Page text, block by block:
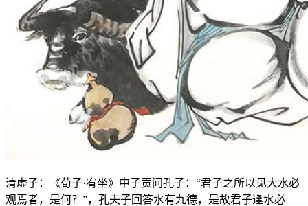
清虚子：《荀子·宥坐》中子贡问孔子：“君子之所以见大水必
观焉者，是何？”，孔夫子回答水有九德，是故君子逢水必